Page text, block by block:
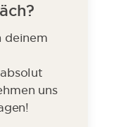
deinem
uns